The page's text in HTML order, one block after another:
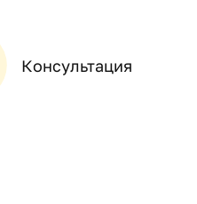
Консультация